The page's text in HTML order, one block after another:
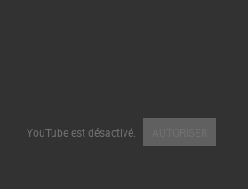
YouTube est désactivé.